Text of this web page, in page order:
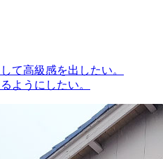
て高級感を出したい。
ようにしたい。